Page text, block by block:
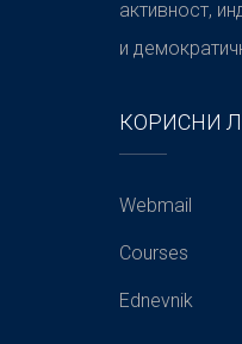
активност,
и
КОРИСНИ
Webmail
Courses
Ednevnik